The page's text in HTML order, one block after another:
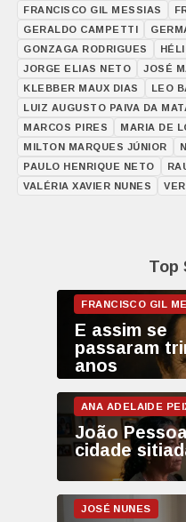
FRANCISCO GIL MESSIAS
GERALDO CAMPETTI
GONZAGA RODRIGUES
JORGE ELIAS NETO
JOSÉ
KLEBBER MAUX DIAS
LEO
LUIZ AUGUSTO PAIVA DA
MARCOS PIRES
MARIA DE
MILTON MARQUES JÚNIOR
PAULO HENRIQUE NETO
VALÉRIA XAVIER NUNES
Top
E assim se
passaram
anos
João
cidade